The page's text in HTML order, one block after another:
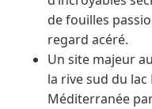
de fouilles
regard acéré.
Un site majeur
la rive sud du
Méditerranée